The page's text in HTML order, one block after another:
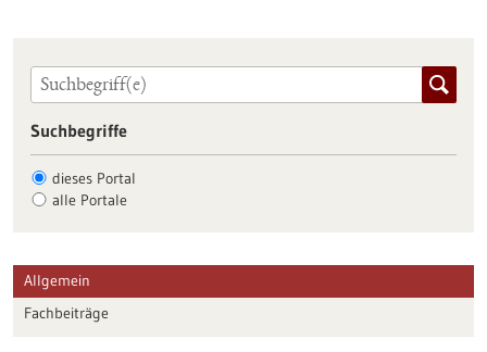
Suchbegriffe
dieses Portal
alle Portale
Allgemein
Fachbeiträge